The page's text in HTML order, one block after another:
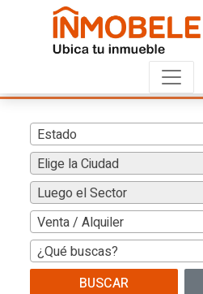
Estado
Elige la Ciudad
Luego el Sector
Venta / Alquiler
¿Qué buscas?
BUSCAR